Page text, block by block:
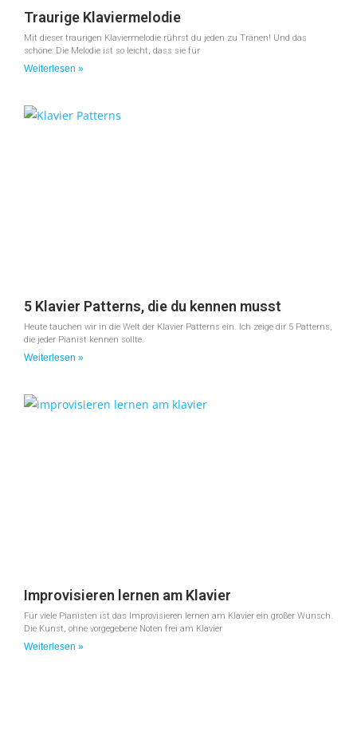
Traurige Klaviermelodie
Mit dieser traurigen Klaviermelodie rührst du jeden zu Tränen! Und das
schöne: Die Melodie ist so leicht, dass sie für
Weiterlesen »
5 Klavier Patterns, die du kennen musst
Heute tauchen wir in die Welt der Klavier Patterns ein. Ich zeige dir 5 Patterns,
die jeder Pianist kennen sollte.
Weiterlesen »
Improvisieren lernen am Klavier
Für viele Pianisten ist das Improvisieren lernen am Klavier ein großer Wunsch.
Die Kunst, ohne vorgegebene Noten frei am Klavier
Weiterlesen »